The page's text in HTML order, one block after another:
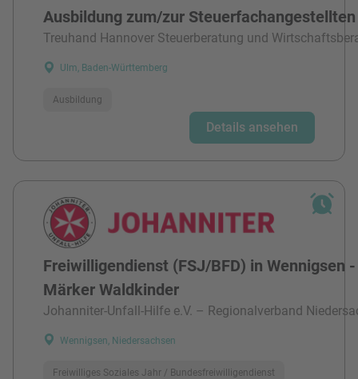
Ausbildung zum/zur
Treuhand Hannover Steuerberatung und
Ulm, Baden-Württemberg
Ausbildung
Details ansehen
Freiwilligendienst (FSJ/BFD) in Wennigsen
Märker Waldkinder
Johanniter-Unfall-Hilfe e.V. – Regionalverband
Wennigsen, Niedersachsen
Freiwilliges Soziales Jahr / Bundesfreiwilligendienst